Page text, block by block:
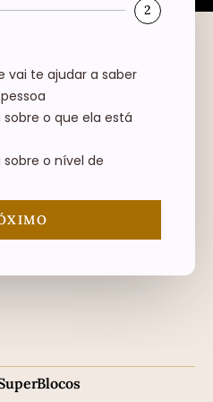
2
vai te ajudar a saber
sobre o que ela está
sobre o nível de